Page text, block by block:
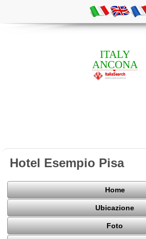
ITALY
ANCONA
Hotel Esempio Pisa
Home
Ubicazione
Foto